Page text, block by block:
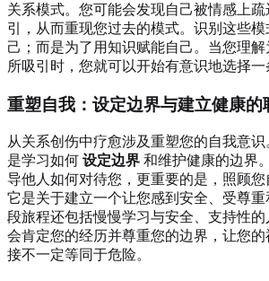
关系模式。您可能会发现自己被情感上
引，从而重现您过去的模式。识别这些
己；而是为了用知识赋能自己。当您理
所吸引时，您就可以开始有意识地选择一
重塑自我：设定边界与建立健康的
从关系创伤中疗愈涉及重塑您的自我意
是学习如何 设定边界 和维护健康的边界
导他人如何对待您，更重要的是，照顾您
它是关于建立一个让您感到安全、受尊
段旅程还包括慢慢学习与安全、支持性的
会肯定您的经历并尊重您的边界，让您
接不一定等同于危险。